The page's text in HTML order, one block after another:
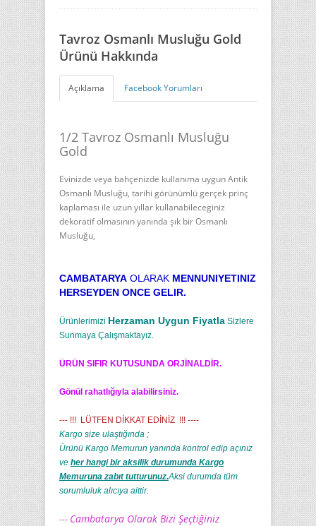
Tavroz Osmanlı Musluğu Gold
Ürünü Hakkında
Açıklama Facebook Yorumları
1/2 Tavroz Osmanlı Musluğu
Gold
Evinizde veya bahçenizde kullanıma uygun Antik
Osmanlı Musluğu, tarihi görünümlü gerçek prinç
kaplaması ile uzun yıllar kullanabileceginiz
dekoratif olmasının yanında şık bir Osmanlı
Musluğu,
CAMBATARYA OLARAK MENNUNIYETINIZ
HERSEYDEN ONCE GELIR.
Ürünlerimizi Herzaman Uygun Fiyatla Sizlere
Sunmaya Çalışmaktayız.
ÜRÜN SIFIR KUTUSUNDA ORJİNALDİR.
Gönül rahatlığıyla alabilirsiniz.
--- !!! LÜTFEN DİKKAT EDİNİZ !!! ----
Kargo size ulaştığında ;
Ürünü Kargo Memurun yanında kontrol edip açınız
ve her hangi bir aksilik durumunda Kargo
Memuruna zabıt tutturunuz.Aksi durumda tüm
sorumluluk alıcıya aittir.
--- Cambatarya Olarak Bizi Şeçtiğiniz